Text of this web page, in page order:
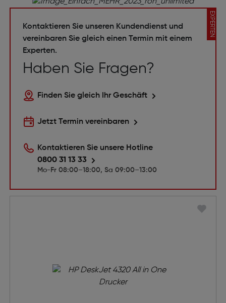
EXPERTEN
Kontaktieren Sie unseren Kundendienst und
vereinbaren Sie gleich einen Termin mit einem
Experten.
Haben Sie Fragen?
Finden Sie gleich Ihr Geschäft
Jetzt Termin vereinbaren
Kontaktieren Sie unsere Hotline
0800 31 13 33
Mo-Fr 08:00–18:00, Sa 09:00–13:00